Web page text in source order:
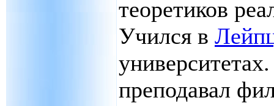
теоретиков
Учился в
преподавал